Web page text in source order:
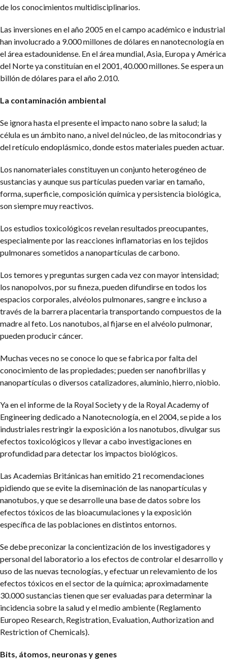
de los conocimientos multidisciplinarios.
Las inversiones en el año 2005 en el campo académico e industrial
han involucrado a 9.000 millones de dólares en nanotecnología en
el área estadounidense. En el área mundial, Asia, Europa y América
del Norte ya constituían en el 2001, 40.000 millones. Se espera un
billón de dólares para el año 2.010.
La contaminación ambiental
Se ignora hasta el presente el impacto nano sobre la salud; la
célula es un ámbito nano, a nivel del núcleo, de las mitocondrias y
del retículo endoplásmico, donde estos materiales pueden actuar.
Los nanomateriales constituyen un conjunto heterogéneo de
sustancias y aunque sus partículas pueden variar en tamaño,
forma, superficie, composición química y persistencia biológica,
son siempre muy reactivos.
Los estudios toxicológicos revelan resultados preocupantes,
especialmente por las reacciones inflamatorias en los tejidos
pulmonares sometidos a nanopartículas de carbono.
Los temores y preguntas surgen cada vez con mayor intensidad;
los nanopolvos, por su fineza, pueden difundirse en todos los
espacios corporales, alvéolos pulmonares, sangre e incluso a
través de la barrera placentaria transportando compuestos de la
madre al feto. Los nanotubos, al fijarse en el alvéolo pulmonar,
pueden producir cáncer.
Muchas veces no se conoce lo que se fabrica por falta del
conocimiento de las propiedades; pueden ser nanofibrillas y
nanopartículas o diversos catalizadores, aluminio, hierro, niobio.
Ya en el informe de la Royal Society y de la Royal Academy of
Engineering dedicado a Nanotecnología, en el 2004, se pide a los
industriales restringir la exposición a los nanotubos, divulgar sus
efectos toxicológicos y llevar a cabo investigaciones en
profundidad para detectar los impactos biológicos.
Las Academias Británicas han emitido 21 recomendaciones
pidiendo que se evite la diseminación de las nanopartículas y
nanotubos, y que se desarrolle una base de datos sobre los
efectos tóxicos de las bioacumulaciones y la exposición
específica de las poblaciones en distintos entornos.
Se debe preconizar la concientización de los investigadores y
personal del laboratorio a los efectos de controlar el desarrollo y
uso de las nuevas tecnologías, y efectuar un relevamiento de los
efectos tóxicos en el sector de la química; aproximadamente
30.000 sustancias tienen que ser evaluadas para determinar la
incidencia sobre la salud y el medio ambiente (Reglamento
Europeo Research, Registration, Evaluation, Authorization and
Restriction of Chemicals).
Bits, átomos, neuronas y genes